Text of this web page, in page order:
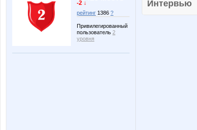
-2 ↓
рейтинг 1386 ?
Привилегированный
пользователь 2
уровня
Интервью